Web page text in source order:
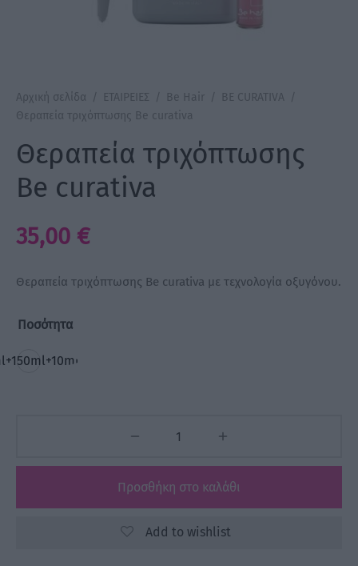
Αρχική σελίδα / ΕΤΑΙΡΕΙΕΣ / Be Hair / BE CURATIVA /
Θεραπεία τριχόπτωσης Be curativa
Θεραπεία τριχόπτωσης
Be curativa
35,00 €
Θεραπεία τριχόπτωσης Be curativa με τεχνολογία οξυγόνου.
Ποσότητα
Προσθήκη στο καλάθι
Add to wishlist
Xanitalia